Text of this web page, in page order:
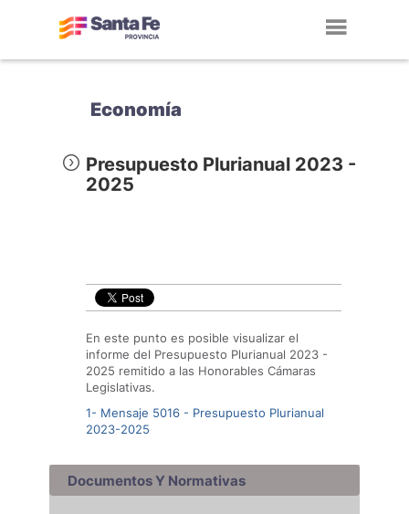
Economía
Presupuesto Plurianual 2023 -
2025
En este punto es posible visualizar el
informe del Presupuesto Plurianual 2023 -
2025 remitido a las Honorables Cámaras
Legislativas.
1- Mensaje 5016 - Presupuesto Plurianual
2023-2025
Documentos Y Normativas